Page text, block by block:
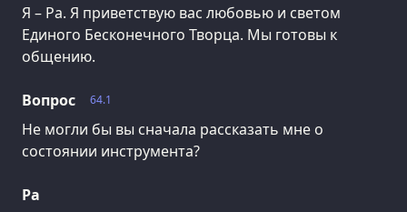
Я – Ра. Я приветствую вас любовью и светом
Единого Бесконечного Творца. Мы готовы к
общению.
64.1
Вопрос
Не могли бы вы сначала рассказать мне о
состоянии инструмента?
Ра